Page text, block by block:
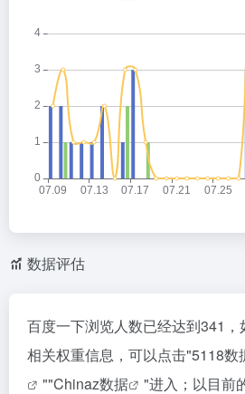
数据评估
百度一下浏览人数已经达到341
相关权重信息，可以点击"5118数
""Chinaz数据
"进入；以目前